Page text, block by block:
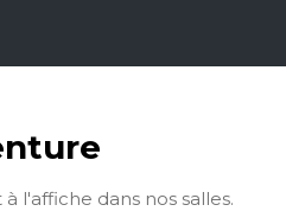
l'affiche dans nos salles.